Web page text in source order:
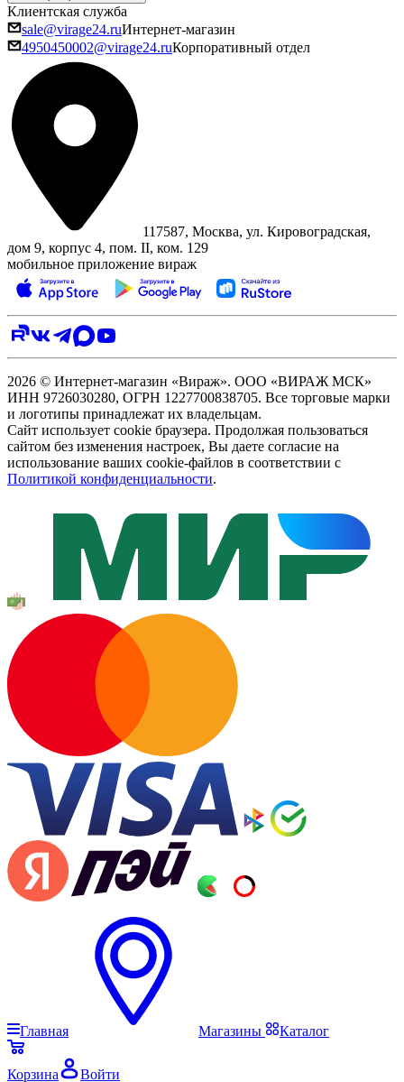
Клиентская служба
sale@virage24.ruИнтернет-магазин
4950450002@virage24.ruКорпоративный отдел
117587, Москва, ул. Кировоградская,
дом 9, корпус 4, пом. II, ком. 129
мобильное приложение вираж
2026 © Интернет-магазин «Вираж». ООО «ВИРАЖ МСК»
ИНН 9726030280, ОГРН 1227700838705. Все торговые марки
и логотипы принадлежат их владельцам.
Сайт использует cookie браузера. Продолжая пользоваться
сайтом без изменения настроек, Вы даете согласие на
использование ваших cookie-файлов в соответствии с
Политикой конфиденциальности.
Главная Магазины Каталог
Корзина Войти